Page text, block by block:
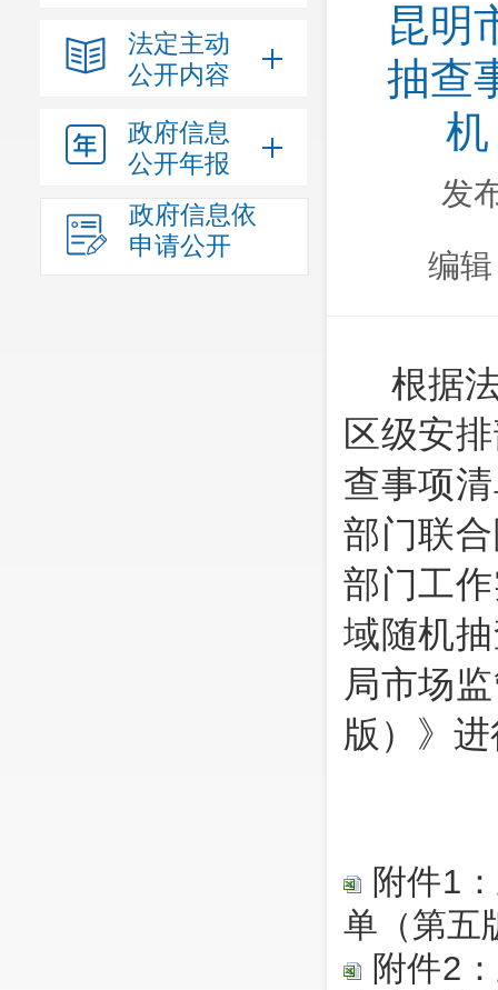
法定主动
公开内容
政府信息
公开年报
政府信息依
申请公开
昆明
抽查
发
编
根据
区级安
查事项
部门联
部门工
域随机
局市场
版）》
附件1
单（第五
附件2